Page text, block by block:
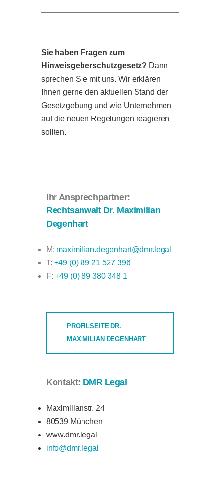
Sie haben Fragen zum
Hinweisgeberschutzgesetz? Dann
sprechen Sie mit uns. Wir erklären
Ihnen gerne den aktuellen Stand der
Gesetzgebung und wie Unternehmen
auf die neuen Regelungen reagieren
sollten.
Ihr Ansprechpartner:
Rechtsanwalt Dr. Maximilian
Degenhart
M: maximilian.degenhart@dmr.legal
T: +49 (0) 89 21 527 396
F: +49 (0) 89 380 348 1
PROFILSEITE DR.
MAXIMILIAN DEGENHART
Kontakt: DMR Legal
Maximilianstr. 24
80539 München
www.dmr.legal
info@dmr.legal